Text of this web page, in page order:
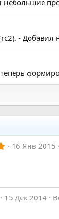
небольшие
- Добавил
5
ё
з
16 Янв 2015
5 15 Дек 2014